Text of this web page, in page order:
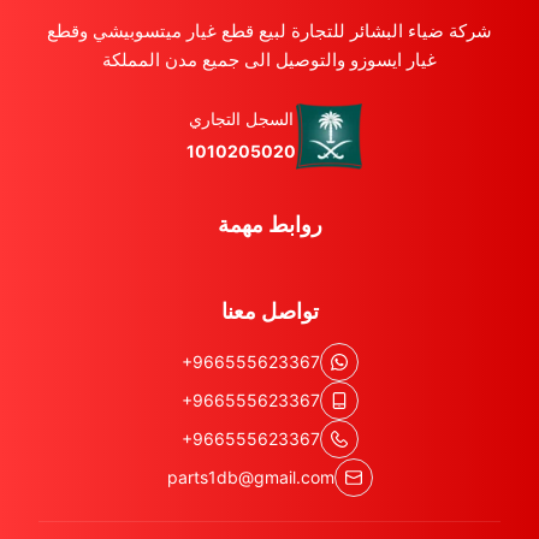
شركة ضياء البشائر للتجارة لبيع قطع غيار ميتسوبيشي وقطع
غيار ايسوزو والتوصيل الى جميع مدن المملكة
السجل التجاري
1010205020
روابط مهمة
تواصل معنا
+966555623367
+966555623367
+966555623367
parts1db@gmail.com